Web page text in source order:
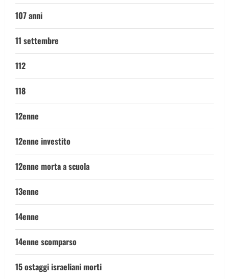
107 anni
11 settembre
112
118
12enne
12enne investito
12enne morta a scuola
13enne
14enne
14enne scomparso
15 ostaggi israeliani morti